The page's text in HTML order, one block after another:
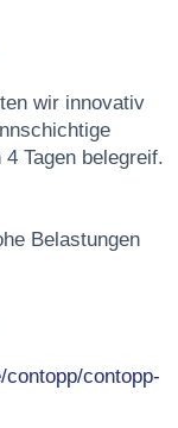
wir innovativ
Tagen belegreif.
Belastungen
contopp-